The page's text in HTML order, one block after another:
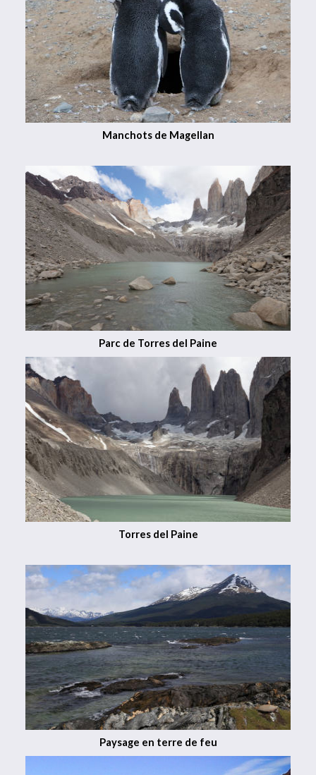
Manchots de Magellan
Parc de Torres del Paine
Torres del Paine
Paysage en terre de feu